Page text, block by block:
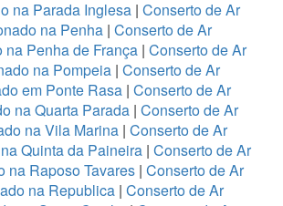
na Parada Inglesa | Conserto de Ar
na Penha | Conserto de Ar
Penha de França | Conserto de Ar
na Pompeia| Conserto de Ar
em Ponte Rasa| Conserto de Ar
na Quarta Parada| Conserto de Ar
na Vila Marina | Conserto de Ar
Quinta da Paineira | Conserto de Ar
na Raposo Tavares| Conserto de Ar
na Republica | Conserto de Ar